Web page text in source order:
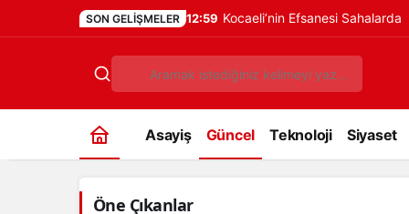
SON GELIŞMELER 12:59 Kocaeli’nin Efsanesi Sahalarda
Asayiş Güncel Teknoloji Siyaset
Öne Çıkanlar